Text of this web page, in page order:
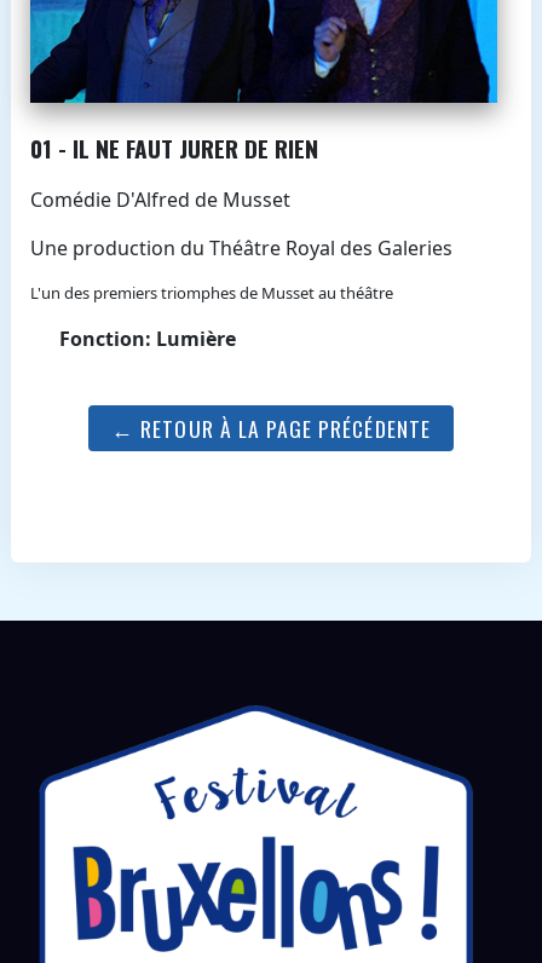
01 - IL NE FAUT JURER DE RIEN
Comédie D'Alfred de Musset
Une production du Théâtre Royal des Galeries
L'un des premiers triomphes de Musset au théâtre
Fonction: Lumière
← RETOUR À LA PAGE PRÉCÉDENTE